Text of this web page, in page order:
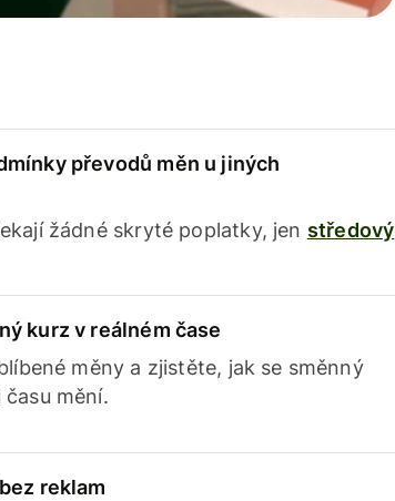
převodů měn u jiných
žádné skryté poplatky, jen středový
kurz v reálném čase
měny a zjistěte, jak se směnný
mění.
reklam